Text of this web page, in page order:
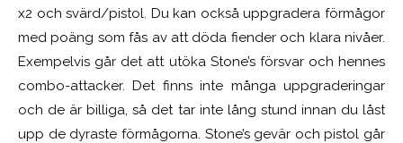
x2 och svärd/pistol. Du kan också uppgradera förmågor
med poäng som fås av att döda fiender och klara nivåer.
Exempelvis går det att utöka Stone’s försvar och hennes
combo-attacker. Det finns inte många uppgraderingar
och de är billiga, så det tar inte lång stund innan du låst
upp de dyraste förmågorna. Stone’s gevär och pistol går